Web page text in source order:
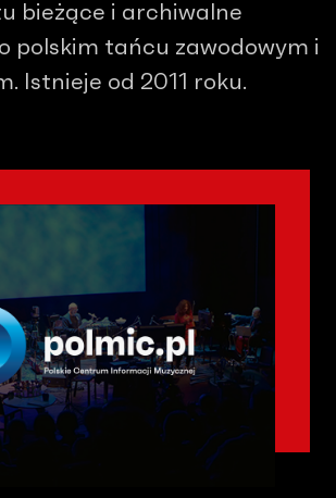
bieżące i archiwalne
polskim tańcu zawodowym i
Istnieje od 2011 roku.